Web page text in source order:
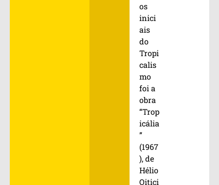
os
inici
ais
do
Tropi
calis
mo
foi a
obra
“Trop
icália
”
(1967
), de
Hélio
Oitici